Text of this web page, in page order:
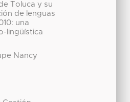
Toluca y su
de lenguas
una
lingüística
Nancy